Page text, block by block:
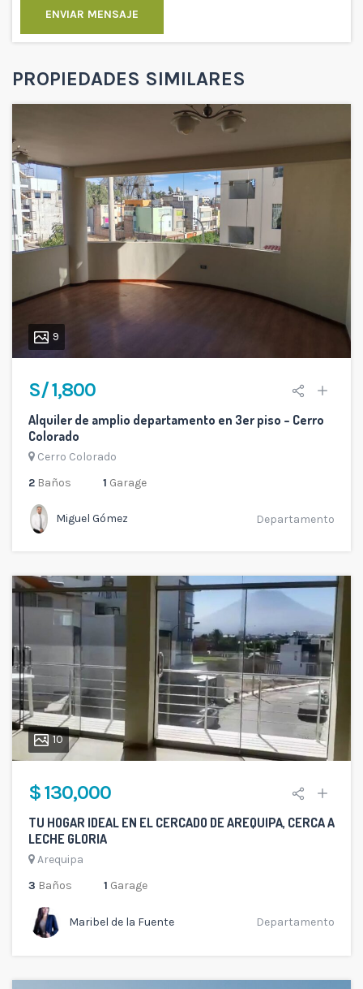
ENVIAR MENSAJE
PROPIEDADES SIMILARES
9
S/ 1,800
Alquiler de amplio departamento en 3er piso – Cerro
Colorado
Cerro Colorado
2 Baños 1 Garage
Miguel Gómez Departamento
10
$ 130,000
TU HOGAR IDEAL EN EL CERCADO DE AREQUIPA, CERCA A
LECHE GLORIA
Arequipa
3 Baños 1 Garage
Maribel de la Fuente Departamento